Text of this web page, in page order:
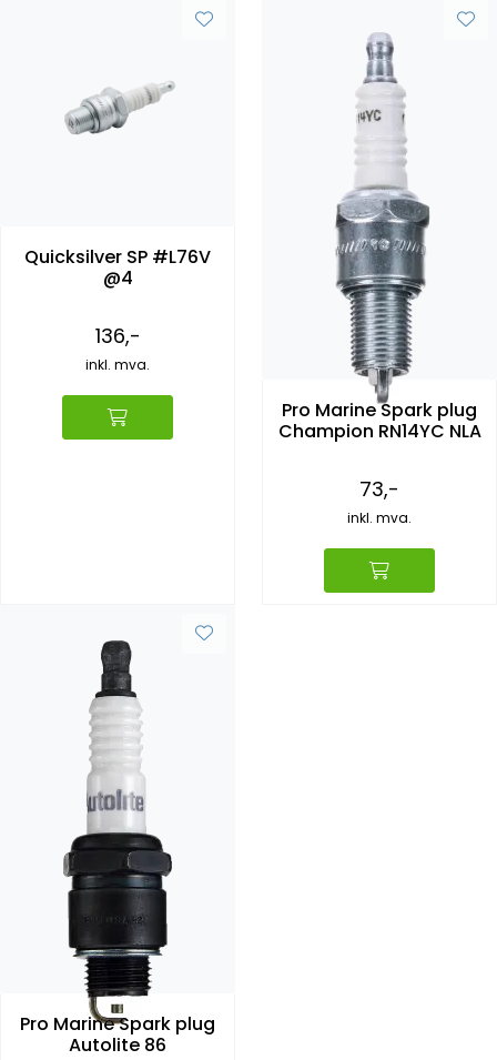
Quicksilver SP #L76V
@4
136,-
inkl. mva.
Pro Marine Spark plug
Champion RN14YC NLA
73,-
inkl. mva.
Pro Marine Spark plug
Autolite 86